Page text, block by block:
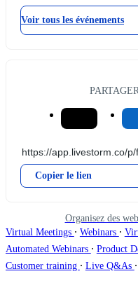
Voir tous les événements
Copier le lien
Organisez des
Virtual Meetings ∙ Webinars ∙
Automated Webinars ∙ Product
Customer training ∙ Live Q&As ∙